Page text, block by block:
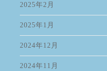
2025年2月
2025年1月
2024年12月
2024年11月